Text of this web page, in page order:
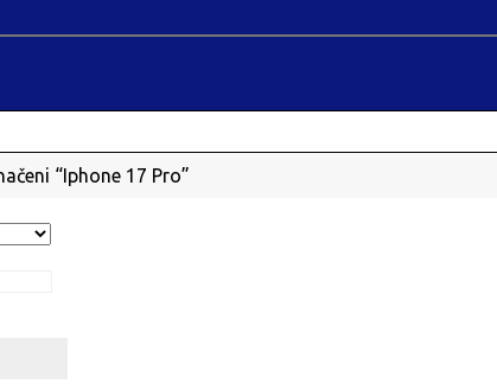
“Iphone 17 Pro”